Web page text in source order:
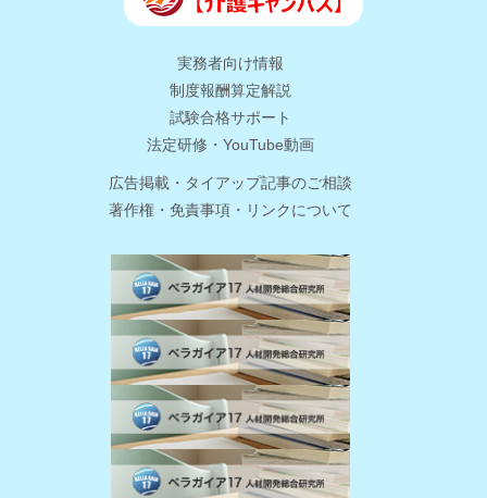
実務者向け情報
制度報酬算定解説
試験合格サポート
法定研修・YouTube動画
広告掲載・タイアップ記事のご相談
著作権・免責事項・リンクについて